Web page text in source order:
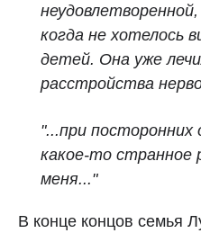
когда не хотелось
детей. Она уже
расстройства
"...при
какое‑то странное
меня..."
В конце концов семья